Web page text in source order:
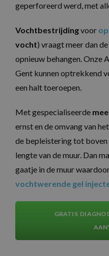
geperforeerd werd, met
Vochtbestrijdingvoor
vocht) vraagt meer dan
opnieuw behangen. Onze
Gent kunnen optrekkend
een halt toeroepen.
Met gespecialiseerde
ernst en de omvang van het
de bepleistering tot boven
lengte van de muur. Dan
gaatje in de muur
vochtwerende gel
GRATIS